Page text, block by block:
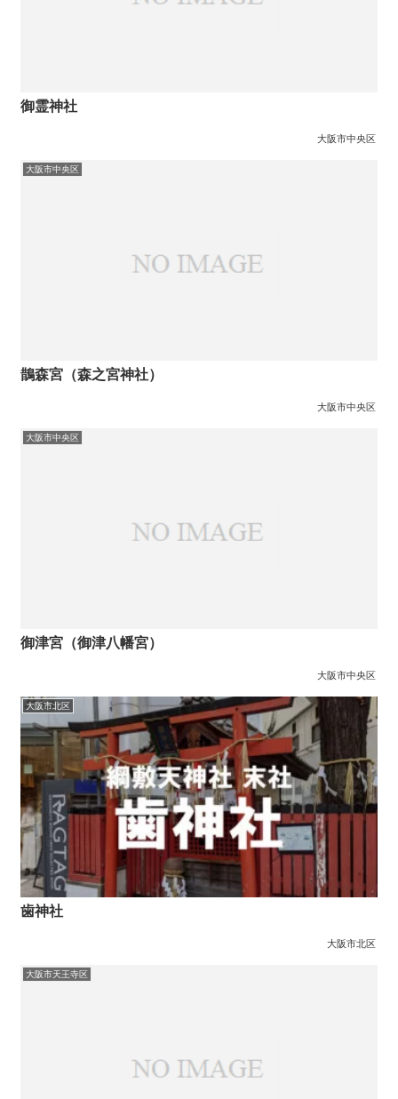
御霊神社
大阪市中央区
大阪市中央区
鵲森宮（森之宮神社）
大阪市中央区
大阪市中央区
御津宮（御津八幡宮）
大阪市中央区
大阪市北区
歯神社
大阪市北区
大阪市天王寺区